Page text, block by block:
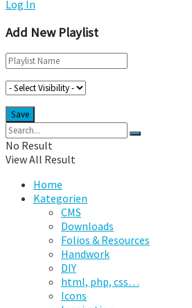
Log In
Add New Playlist
No Result
View All Result
Home
Kategorien
CMS
Downloads
Folios & Resources
Handwork
DIY
html, php, css…
Icons